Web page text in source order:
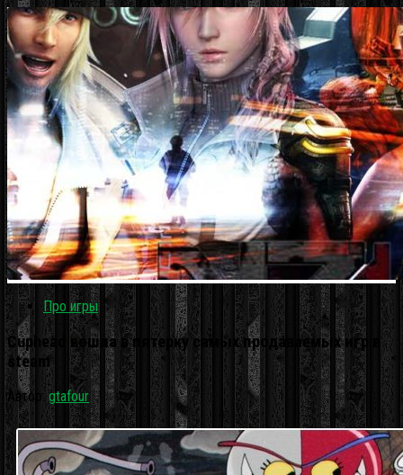
Про игры
Cuphead вошла в пятерку самых продаваемых игр в
steam
Автор:gtafour ·